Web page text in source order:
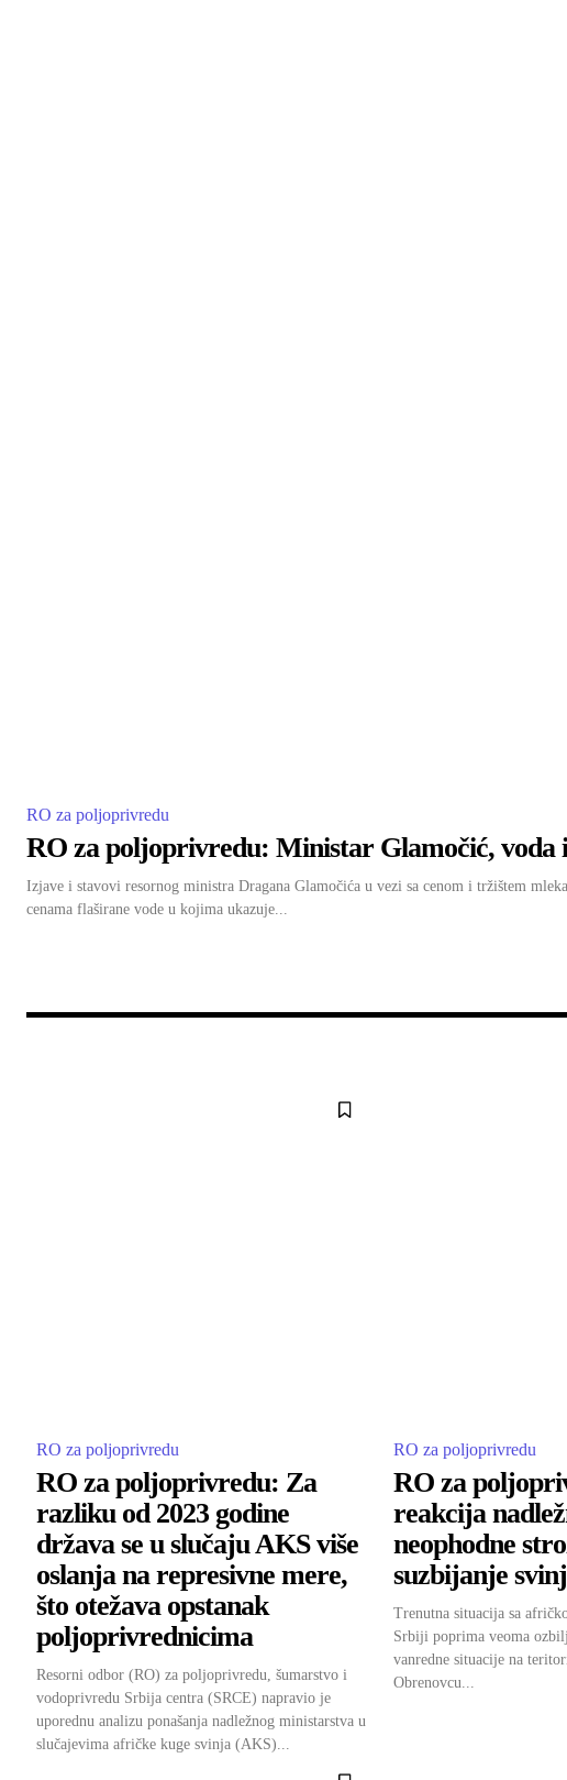
RO za poljoprivredu
RO za poljoprivredu: Ministar Glamočić, voda
Izjave i stavovi resornog ministra Dragana Glamočića u vezi sa cenom i tržištem
cenama flaširane vode u kojima ukazuje...
RO za poljoprivredu
RO za poljoprivredu: Za
razliku od 2023 godine
država se u slučaju AKS više
oslanja na represivne mere,
što otežava opstanak
poljoprivrednicima
Resorni odbor (RO) za poljoprivredu, šumarstvo i
vodoprivredu Srbija centra (SRCE) napravio je
uporednu analizu ponašanja nadležnog ministarstva u
slučajevima afričke kuge svinja (AKS)...
RO za poljoprivredu
RO za
reakcija
neophodne
suzbijanje
Trenutna situacija sa
Srbiji poprima veoma
vanredne situacije na
Obrenovcu...